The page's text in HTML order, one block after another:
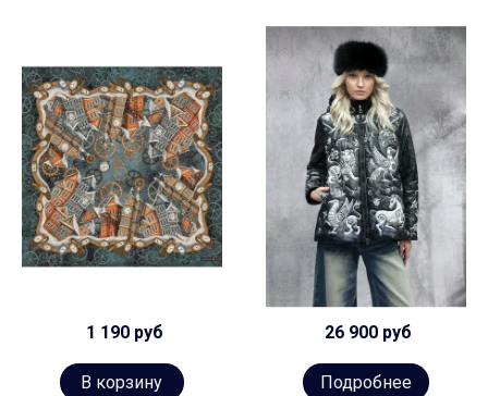
1 190 руб
В корзину
26 900 руб
Подробнее